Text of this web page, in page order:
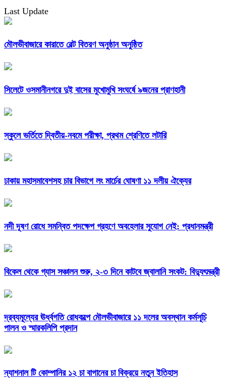
Last Update
মৌলভীবাজারে কারাতে বেল্ট বিতরণ অনুষ্ঠান অনুষ্ঠিত
সিলেটে ওসমানীনগরে দুই বাসের মুখোমুখি সংঘর্ষে ৯জনের প্রাণহানী
স্কুলে ভর্তিতে দ্বিতীয়-নবমে পরীক্ষা, প্রথম শ্রেণিতে লটারি
ঢাকায় মহাসমাবেশসহ চার বিভাগে লং মার্চের ঘোষণা ১১ দলীয় ঐক্যের
নদী দূষণ রোধে সমন্বিত পদক্ষেপ গ্রহণে অবহেলার সুযোগ নেই: প্রধানমন্ত্রী
বিকেল থেকে গ্যাস সঞ্চালন শুরু, ২-৩ দিনে কাটবে জ্বালানি সংকট: বিদ্যুৎমন্ত্রী
দ্রব্যমূল্যের ঊর্ধ্বগতি রোধকল্পে মৌলভীবাজারে ১১ দলের অবস্থান কর্মসূচি
পালন ও স্মারকলিপি প্রদান
ন্যাশনাল টি কোম্পানির ১২ চা বাগানের চা বিক্রয়ে নতুন ইতিহাস